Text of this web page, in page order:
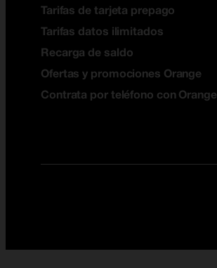
Tarifas de tarjeta prepago
Tarifas datos ilimitados
Recarga de saldo
Ofertas y promociones Orange
Contrata por teléfono con Orange